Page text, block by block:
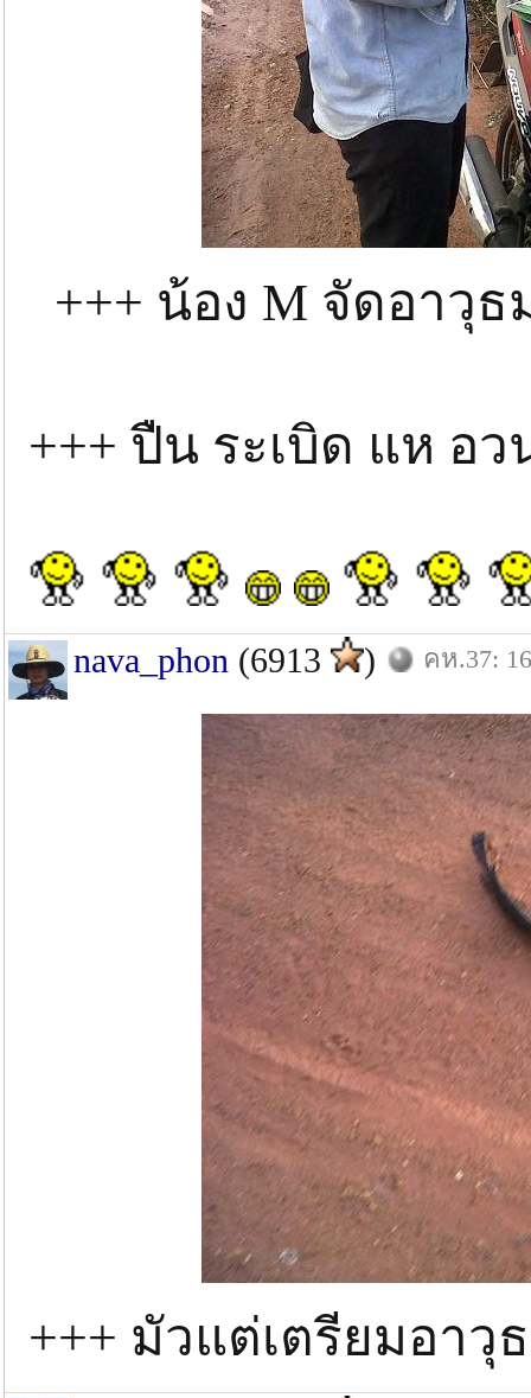
+++ น้อง M จัดอาวุธ
+++ ปืน ระเบิด แห อ
nava_phon (6913 ) คห.37:
+++ มัวแต่เตรียมอาวุ